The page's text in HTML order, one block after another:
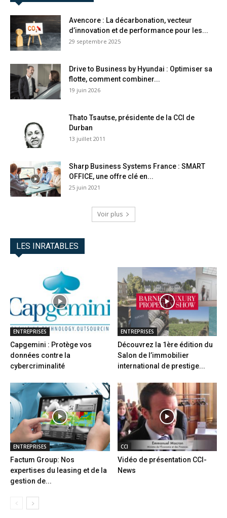
Avencore : La décarbonation, vecteur
d’innovation et de performance pour les...
29 septembre 2025
Drive to Business by Hyundai : Optimiser sa
flotte, comment combiner...
19 juin 2026
Thato Tsautse, présidente de la CCI de
Durban
13 juillet 2011
Sharp Business Systems France : SMART
OFFICE, une offre clé en...
25 juin 2021
Voir plus
LES INRATABLES
ENTREPRISES
Capgemini : Protège vos
données contre la
cybercriminalité
ENTREPRISES
Découvrez la 1ère édition du
Salon de l’immobilier
international de prestige...
ENTREPRISES
Factum Group: Nos
expertises du leasing et de la
gestion de...
CCI
Vidéo de présentation CCI-
News